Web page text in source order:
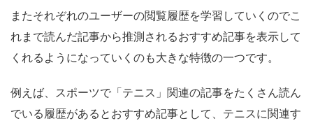
またそれぞれのユーザーの閲覧履歴を学習していくのでこ
れまで読んだ記事から推測されるおすすめ記事を表示して
くれるようになっていくのも大きな特徴の一つです。
例えば、スポーツで「テニス」関連の記事をたくさん読ん
でいる履歴があるとおすすめ記事として、テニスに関連す